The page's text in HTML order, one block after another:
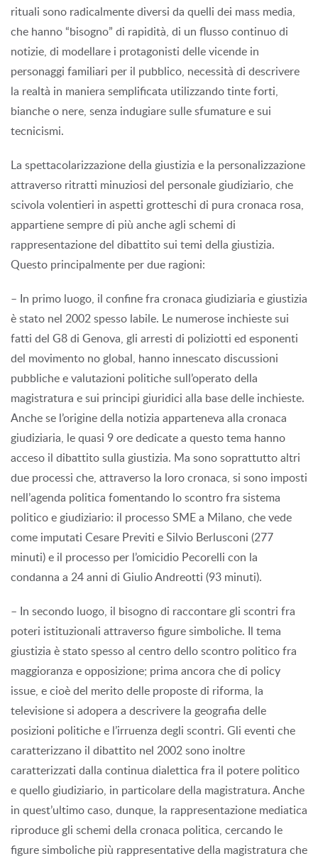
rituali sono radicalmente diversi da quelli dei mass media,
che hanno “bisogno” di rapidità, di un flusso continuo di
notizie, di modellare i protagonisti delle vicende in
personaggi familiari per il pubblico, necessità di descrivere
la realtà in maniera semplificata utilizzando tinte forti,
bianche o nere, senza indugiare sulle sfumature e sui
tecnicismi.
La spettacolarizzazione della giustizia e la personalizzazione
attraverso ritratti minuziosi del personale giudiziario, che
scivola volentieri in aspetti grotteschi di pura cronaca rosa,
appartiene sempre di più anche agli schemi di
rappresentazione del dibattito sui temi della giustizia.
Questo principalmente per due ragioni:
– In primo luogo, il confine fra cronaca giudiziaria e giustizia
è stato nel 2002 spesso labile. Le numerose inchieste sui
fatti del G8 di Genova, gli arresti di poliziotti ed esponenti
del movimento no global, hanno innescato discussioni
pubbliche e valutazioni politiche sull’operato della
magistratura e sui principi giuridici alla base delle inchieste.
Anche se l’origine della notizia apparteneva alla cronaca
giudiziaria, le quasi 9 ore dedicate a questo tema hanno
acceso il dibattito sulla giustizia. Ma sono soprattutto altri
due processi che, attraverso la loro cronaca, si sono imposti
nell’agenda politica fomentando lo scontro fra sistema
politico e giudiziario: il processo SME a Milano, che vede
come imputati Cesare Previti e Silvio Berlusconi (277
minuti) e il processo per l’omicidio Pecorelli con la
condanna a 24 anni di Giulio Andreotti (93 minuti).
– In secondo luogo, il bisogno di raccontare gli scontri fra
poteri istituzionali attraverso figure simboliche. Il tema
giustizia è stato spesso al centro dello scontro politico fra
maggioranza e opposizione; prima ancora che di policy
issue, e cioè del merito delle proposte di riforma, la
televisione si adopera a descrivere la geografia delle
posizioni politiche e l’irruenza degli scontri. Gli eventi che
caratterizzano il dibattito nel 2002 sono inoltre
caratterizzati dalla continua dialettica fra il potere politico
e quello giudiziario, in particolare della magistratura. Anche
in quest’ultimo caso, dunque, la rappresentazione mediatica
riproduce gli schemi della cronaca politica, cercando le
figure simboliche più rappresentative della magistratura che